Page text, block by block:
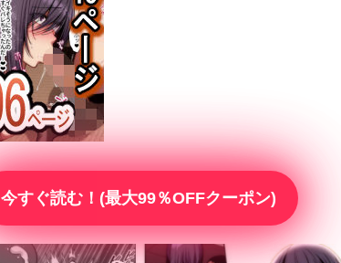
今すぐ読む！(最大99％OFFクーポン)